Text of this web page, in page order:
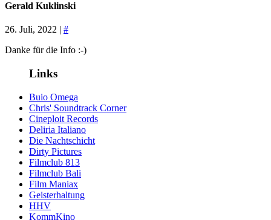
Gerald Kuklinski
26. Juli, 2022 | #
Danke für die Info :-)
Links
Buio Omega
Chris' Soundtrack Corner
Cineploit Records
Deliria Italiano
Die Nachtschicht
Dirty Pictures
Filmclub 813
Filmclub Bali
Film Maniax
Geisterhaltung
HHV
KommKino